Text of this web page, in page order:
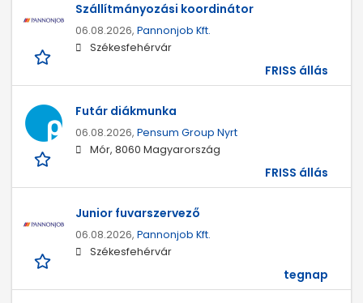
Szállítmányozási koordinátor
06.08.2026, Pannonjob Kft.
Székesfehérvár
FRISS állás
Futár diákmunka
06.08.2026, Pensum Group Nyrt
Mór, 8060 Magyarország
FRISS állás
Junior fuvarszervező
06.08.2026, Pannonjob Kft.
Székesfehérvár
tegnap